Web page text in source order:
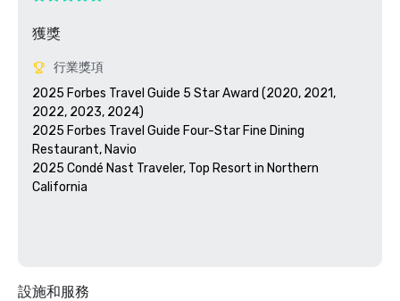
獲獎
行業獎項
2025 Forbes Travel Guide 5 Star Award (2020, 2021,
2022, 2023, 2024)
2025 Forbes Travel Guide Four-Star Fine Dining
Restaurant, Navio
2025 Condé Nast Traveler, Top Resort in Northern
California
設施和服務